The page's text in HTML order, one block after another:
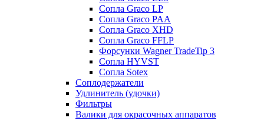
Сопла Graco LP
Сопла Graco PAA
Сопла Graco XHD
Сопла Graco FFLP
Форсунки Wagner TradeTip 3
Сопла HYVST
Сопла Sotex
Соплодержатели
Удлинитель (удочки)
Фильтры
Валики для окрасочных аппаратов